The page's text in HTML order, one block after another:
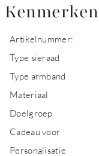
Kenmerken
Artikelnummer:
Type sieraad
Type armband
Materiaal
Doelgroep
Cadeau voor
Personalisatie